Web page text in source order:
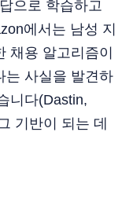
으로 학습하고
에서는 남성 지
채용 알고리즘이
는 사실을 발견하
니다(Dastin,
기반이 되는 데